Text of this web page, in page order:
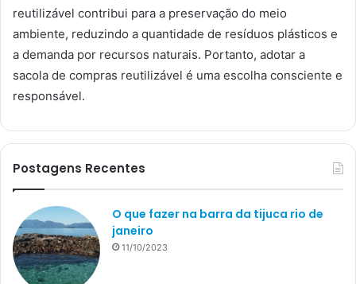
reutilizável contribui para a preservação do meio
ambiente, reduzindo a quantidade de resíduos plásticos e
a demanda por recursos naturais. Portanto, adotar a
sacola de compras reutilizável é uma escolha consciente e
responsável.
Postagens Recentes
O que fazer na barra da tijuca rio de
janeiro
11/10/2023